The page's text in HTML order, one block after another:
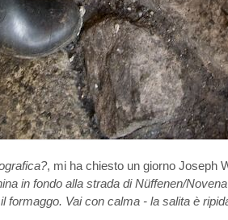
, mi ha chiesto un giorno Joseph
in fondo alla strada di Nüffenen/
formaggo. Vai con calma - la salita è